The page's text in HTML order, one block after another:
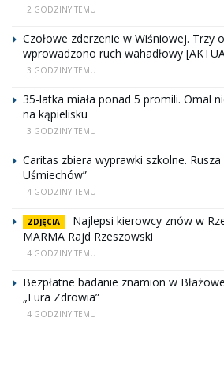
2 GODZINY TEMU
Czołowe zderzenie w Wiśniowej. Trzy
wprowadzono ruch wahadłowy
3 GODZINY TEMU
35-latka miała ponad 5 promili. Omal
na kąpielisku
3 GODZINY TEMU
Caritas zbiera wyprawki szkolne.
Uśmiechów”
4 GODZINY TEMU
ZDJĘCIA
Najlepsi kierowcy znów w
MARMA Rajd Rzeszowski
4 GODZINY TEMU
Bezpłatne badanie znamion w
„Fura Zdrowia”
4 GODZINY TEMU